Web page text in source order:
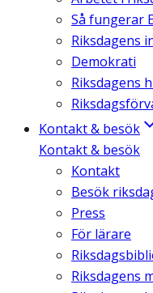
Så fungerar
Riksdagens
Demokrati
Riksdagens
Kontakt & besök
Kontakt & besök
Kontakt
Besök
Press
För lärare
Riksdagens